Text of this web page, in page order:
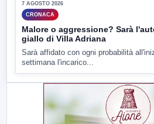
7 AGOSTO 2026
CRONACA
Malore o aggressione? Sarà
giallo di Villa Adriana
Sarà affidato con ogni probabilità
settimana l'incarico...